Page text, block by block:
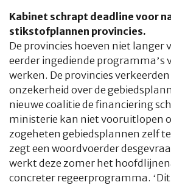
Kabinet schrapt deadline voor
stikstofplannen provincies.
De provincies hoeven niet langer
eerder ingediende programma’s
werken. De provincies
onzekerheid over de
nieuwe coalitie de financiering
ministerie kan niet vooruitlopen
zogeheten gebiedsplannen zelf
zegt een woordvoerder
werkt deze zomer het
concreter regeerprogramma.